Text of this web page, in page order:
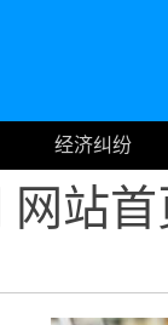
经济纠纷
网站